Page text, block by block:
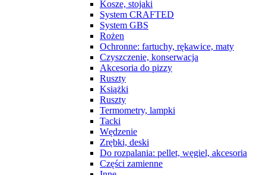
Kosze, stojaki
System CRAFTED
System GBS
Rożen
Ochronne: fartuchy, rękawice, maty
Czyszczenie, konserwacja
Akcesoria do pizzy
Ruszty
Książki
Ruszty
Termometry, lampki
Tacki
Wędzenie
Zrębki, deski
Do rozpalania: pellet, węgiel, akcesoria
Części zamienne